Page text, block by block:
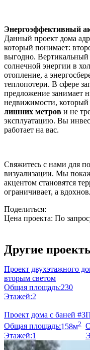
Энергоэффективный
Данный проект дома
который понимает:
выгодно.
солнечной энергии в
отопление, а
теплопотери. В сфере
предложение занимает
недвижимости, который
лишних метров и не
эксплуатацию. Вы
работает на вас.
Свяжитесь с нами для
визуализации. Мы
акцентом становятся
ограничивает, а
Поделиться:
Цена проекта: По
Другие
Проект двухэтажного
вторым светом
Общая площадь:230
Этажей:2
Проект дома с баней #3
Общая площадь:158м2
Этажей:1